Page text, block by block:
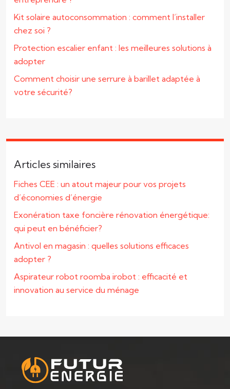
Kit solaire autoconsommation : comment l’installer
chez soi ?
Protection escalier enfant : les meilleures solutions à
adopter
Comment choisir une serrure à barillet adaptée à
votre sécurité?
Articles similaires
Fiches CEE : un atout majeur pour vos projets
d’économies d’énergie
Exonération taxe foncière rénovation énergétique:
qui peut en bénéficier?
Antivol en magasin : quelles solutions efficaces
adopter ?
Aspirateur robot roomba irobot : efficacité et
innovation au service du ménage